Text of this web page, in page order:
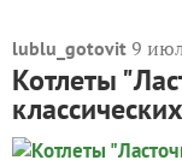
lublu_gotovit 9
Котлеты
классических